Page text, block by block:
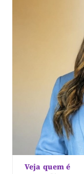
Veja quem é